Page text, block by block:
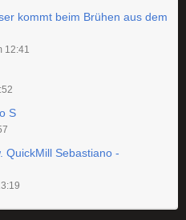
kommt beim Brühen aus dem
12:41
S
QuickMill Sebastiano -